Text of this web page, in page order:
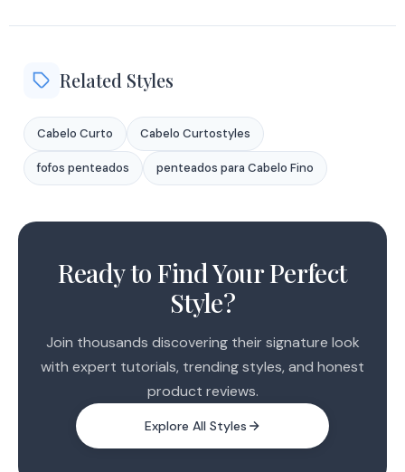
Related Styles
Cabelo Curto Cabelo Curtostyles
fofos penteados penteados para Cabelo Fino
Ready to Find Your Perfect
Style?
Join thousands discovering their signature look
with expert tutorials, trending styles, and honest
product reviews.
Explore All Styles